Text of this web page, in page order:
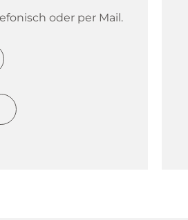
oder per Mail.